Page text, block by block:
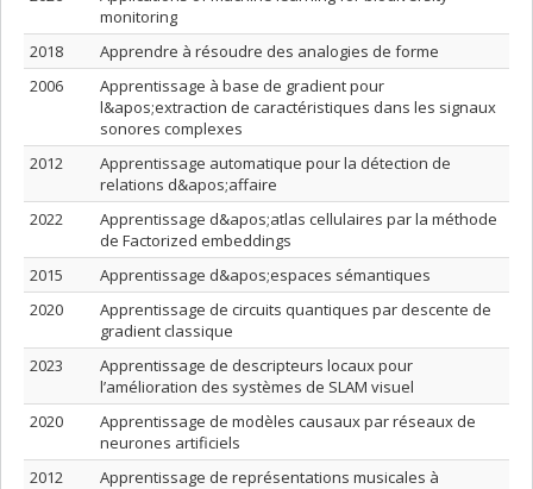
monitoring
2018
Apprendre à résoudre des analogies de forme
2006
Apprentissage à base de gradient pour
l&apos;extraction de caractéristiques dans les signaux
sonores complexes
2012
Apprentissage automatique pour la détection de
relations d&apos;affaire
2022
Apprentissage d&apos;atlas cellulaires par la méthode
de Factorized embeddings
2015
Apprentissage d&apos;espaces sémantiques
2020
Apprentissage de circuits quantiques par descente de
gradient classique
2023
Apprentissage de descripteurs locaux pour
l’amélioration des systèmes de SLAM visuel
2020
Apprentissage de modèles causaux par réseaux de
neurones artificiels
2012
Apprentissage de représentations musicales à